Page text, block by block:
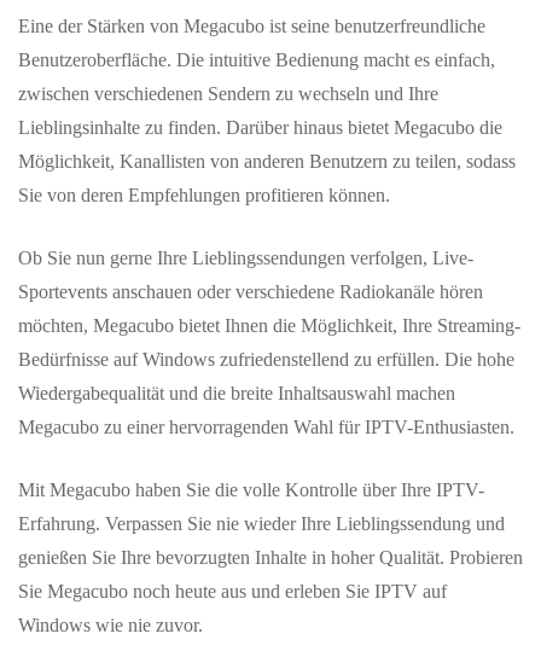
Eine der Stärken von Megacubo ist seine benutzerfreundliche
Benutzeroberfläche. Die intuitive Bedienung macht es einfach,
zwischen verschiedenen Sendern zu wechseln und Ihre
Lieblingsinhalte zu finden. Darüber hinaus bietet Megacubo die
Möglichkeit, Kanallisten von anderen Benutzern zu teilen, sodass
Sie von deren Empfehlungen profitieren können.
Ob Sie nun gerne Ihre Lieblingssendungen verfolgen, Live-
Sportevents anschauen oder verschiedene Radiokanäle hören
möchten, Megacubo bietet Ihnen die Möglichkeit, Ihre Streaming-
Bedürfnisse auf Windows zufriedenstellend zu erfüllen. Die hohe
Wiedergabequalität und die breite Inhaltsauswahl machen
Megacubo zu einer hervorragenden Wahl für IPTV-Enthusiasten.
Mit Megacubo haben Sie die volle Kontrolle über Ihre IPTV-
Erfahrung. Verpassen Sie nie wieder Ihre Lieblingssendung und
genießen Sie Ihre bevorzugten Inhalte in hoher Qualität. Probieren
Sie Megacubo noch heute aus und erleben Sie IPTV auf
Windows wie nie zuvor.